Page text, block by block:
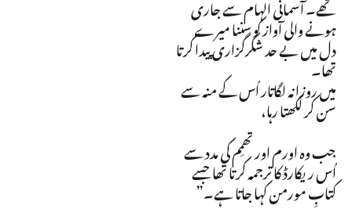
ہونے والی آواز کو سننا میرے
دل میں بے حد شکرگزاری پیدا کرتا
تھا۔
میں روزانہ لگاتار اُس کے منہ سے
سن کر لکھتا رہا،
جب وہ اورم اور تھمِم کی مدد سے
اُس ریکارڈ کا ترجمہ کرتا تھا جسے
کتابِ مورمن کہا جاتا ہے۔”